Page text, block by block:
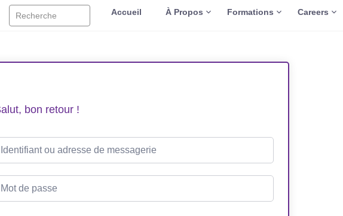
Recherche Accueil À Propos Formations Careers
bon retour !